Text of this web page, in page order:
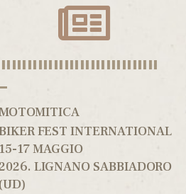
FEST INTERNATIONAL
15-17 MAGGIO
LIGNANO SABBIADORO
(UD)